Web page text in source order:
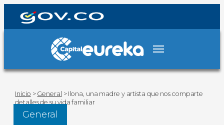
Inicio > General > Ilona, una madre y artista que nos comparte
detalles de su vida familiar
General